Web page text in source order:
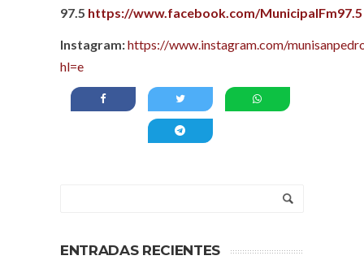
97.5 https://www.facebook.com/MunicipalFm97.5
Instagram:https://www.instagram.com/
hl=e
ENTRADAS RECIENTES